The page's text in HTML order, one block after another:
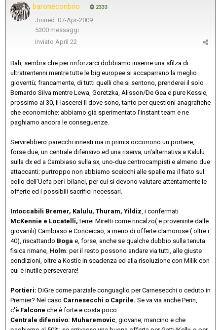
baroneconbrio 2333
Joined: 07-Apr-2009
5300 messaggi
Inviato April 22
Bah, sembra che per rinforzarci dobbiamo inserire una sfilza di
ultratrentenni mentre tutte le big europee si accaparrano la meglio
gioventù; francamente, di tutti quelli che si sentono, prenderei il solo
Bernardo Silva mentre Lewa, Goretzka, Alisson/De Gea e pure Kessie,
prossimo ai 30, li lascerei lì dove sono, tanto per questioni anagrafiche
che economiche: abbiamo già sperimentato l'instant team e ne
paghiamo ancora le conseguenze.
Servirebbero parecchi innesti ma in primis occorrono un portiere,
forse due, un centrale difensivo ed una riserva, un'alternativa a Kalulu
sulla dx ed a Cambiaso sulla sx, uno-due centrocampisti e almeno due
attaccanti; purtroppo non abbiamo sceicchi alle spalle ma il fiato sul
collo dell'Uefa per i bilanci, per cui si devono valutare attentamente le
offerte ed i possibili sacrifici necessari.
Intoccabili Bremer, Kalulu, Thuram, Yildiz, i confermati
McKennie e Locatelli, terrei Miretti come rincalzo( e proveninte dalle
giovanili) Cambiaso e Conceicao, a meno di offerte clamorose ( oltre i
40), riscattando Boga e, forse, anche se qualche dubbio sulla tenuta
fisica rimane, Holm: per il resto possono andare via tutti, alle giuste
condizioni, oltre a Kostic in scadenza ed alla risoluzione con Milik con
cui è inutile perseverare!
Portieri: DiGre come parziale conguaglio per Carnesecchi o ceduto in
Premier? Nel caso Carnesecchi o Caprile. Se va via anche Perin,
c'è Falcone che è forte e costa poco.
Centrale difensivo: Muharemovic, giovane, mancino e che